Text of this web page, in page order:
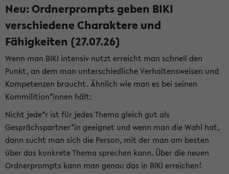
Neu: Ordnerprompts geben BIKI
verschiedene Charaktere und
Fähigkeiten (27.07.26)
Wenn man BIKI intensiv nutzt erreicht man schnell den
Punkt, an dem man unterschiedliche Verhaltensweisen und
Kompetenzen braucht. Ähnlich wie man es bei seinen
Kommilition*innen hält:
Nicht jede*r ist für jedes Thema gleich gut als
Gesprächspartner*in geeignet und wenn man die Wahl hat,
dann sucht man sich die Person, mit der man am besten
über das konkrete Thema sprechen kann. Über die neuen
Ordnerprompts kann man genau das in BIKI erreichen!